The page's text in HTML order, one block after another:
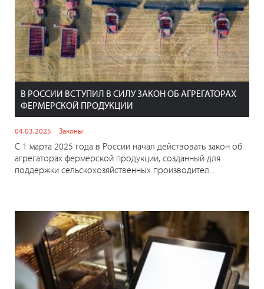
В РОССИИ ВСТУПИЛ В СИЛУ ЗАКОН ОБ АГРЕГАТОРАХ
ФЕРМЕРСКОЙ ПРОДУКЦИИ
04.03.2025 Законы
С 1 марта 2025 года в России начал действовать закон об
агрегаторах фермерской продукции, созданный для
поддержки сельскохозяйственных производител...